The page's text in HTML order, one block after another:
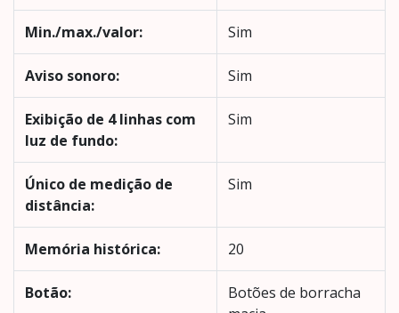
Min./max./valor: Sim
Aviso sonoro: Sim
Exibição de 4 linhas com
luz de fundo:
Sim
Único de medição de
distância:
Sim
Memória histórica: 20
Botão:
Botões de borracha